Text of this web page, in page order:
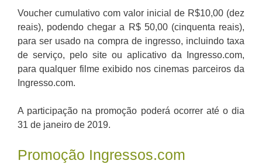
Voucher cumulativo com valor inicial de R$10,00 (dez
reais), podendo chegar a R$ 50,00 (cinquenta reais),
para ser usado na compra de ingresso, incluindo taxa
de serviço, pelo site ou aplicativo da Ingresso.com,
para qualquer filme exibido nos cinemas parceiros da
Ingresso.com.
A participação na promoção poderá ocorrer até o dia
31 de janeiro de 2019.
Promoção Ingressos.com